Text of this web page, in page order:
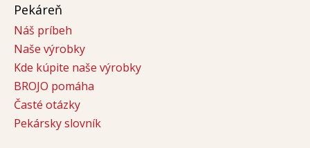
Pekáreň
Náš príbeh
Naše výrobky
Kde kúpite naše výrobky
BROJO pomáha
Časté otázky
Pekársky slovník